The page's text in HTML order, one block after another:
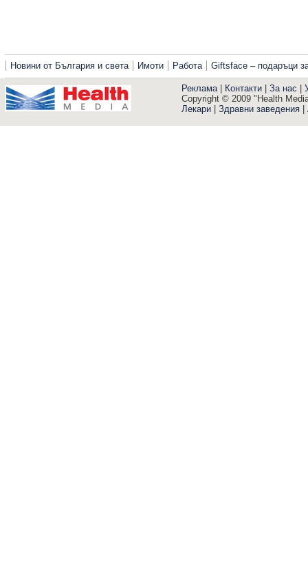
Новини от България и света Имоти Работа Giftsface – подаръци
Реклама| Контакти За нас
Copyright © 2009 "Health
Лекари
Здравни заведения